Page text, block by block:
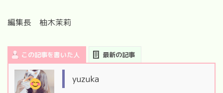
編集長 柚木茉莉
この記事を書いた人 最新の記事
yuzuka